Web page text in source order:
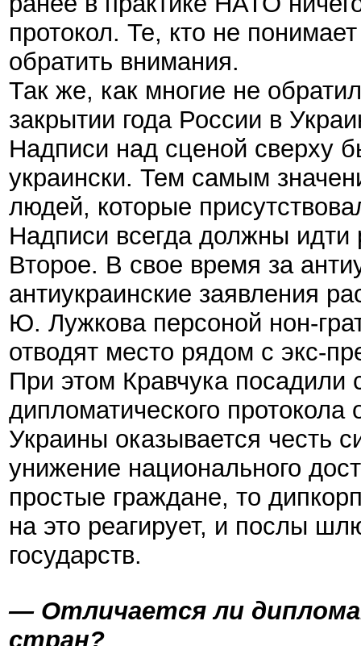
протокол. Те, кто не
обратить внимания.
Так же, как многие не
закрытии года России в
Надписи над сценой сверху
украински. Тем самым
людей, которые
Надписи всегда должны
Второе. В свое время за
антиукраинские заявления
Ю. Лужкова персоной нон-
отводят место рядом с экс-
При этом Кравчука посадили
дипломатического протокола
Украины оказывается честь
унижение национального
простые граждане, то
на это реагирует, и послы
государств.
— Отличается ли
стран?